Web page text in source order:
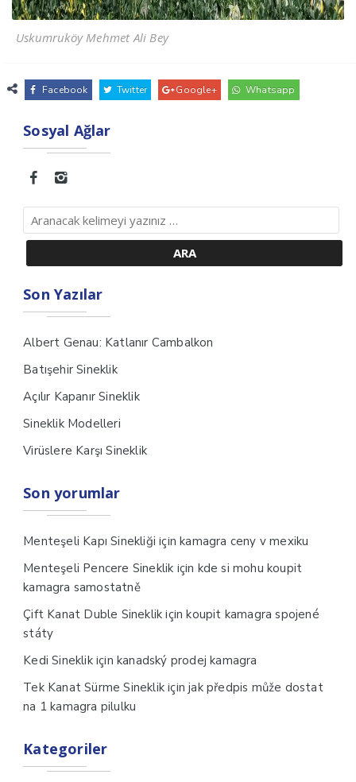
Uskumruköy Mehmet Ali Bey
Facebook Twitter Google+ Whatsapp
Sosyal Ağlar
Son Yazılar
Albert Genau: Katlanır Cambalkon
Batışehir Sineklik
Açılır Kapanır Sineklik
Sineklik Modelleri
Virüslere Karşı Sineklik
Son yorumlar
Menteşeli Kapı Sinekliği içinkamagra ceny v mexiku
Menteşeli Pencere Sineklik için kde si mohu koupit
kamagra samostatně
Çift Kanat Duble Sineklik içinkoupit kamagra spojené
státy
Kedi Sineklikiçin kanadský prodej kamagra
Tek Kanat Sürme Sineklikiçinjak předpis může dostat
na 1 kamagra pilulku
Kategoriler